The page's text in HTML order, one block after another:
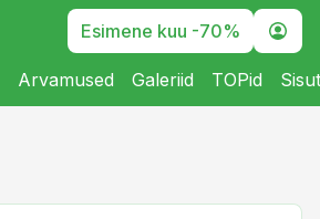
Esimene kuu -70%
Arvamused Galeriid TOPid